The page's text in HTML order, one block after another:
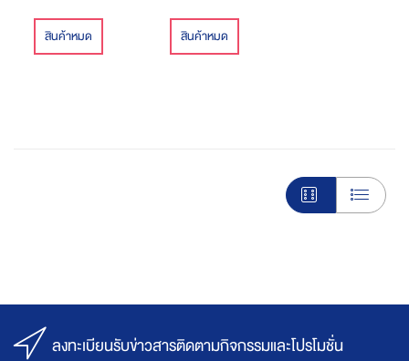
สินค้าหมด สินค้าหมด
ลงทะเบียนรับข่าวสารติดตามกิจกรรมและโปรโมชั่น